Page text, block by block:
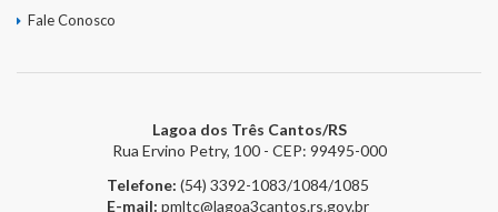
Fale Conosco
Lagoa dos Três Cantos/RS
Rua Ervino Petry, 100 - CEP: 99495-000
Telefone: (54) 3392-1083/1084/1085
E-mail: pmltc@lagoa3cantos.rs.gov.br